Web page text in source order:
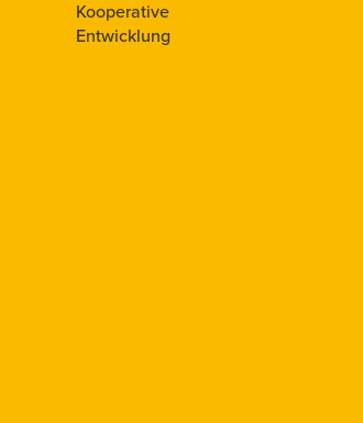
Kooperative
Entwicklung